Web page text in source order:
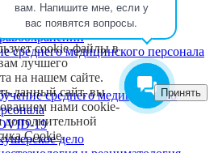
вам. Напишите мне, если у
вас появятся вопросы.
в сфере
среднего медицинского персонала
среднего медицинского
19
дело
cookie-файлы в
лучшего
на нашем сайте.
данный сайт, вы
нами cookie-
Cookie.
Принять